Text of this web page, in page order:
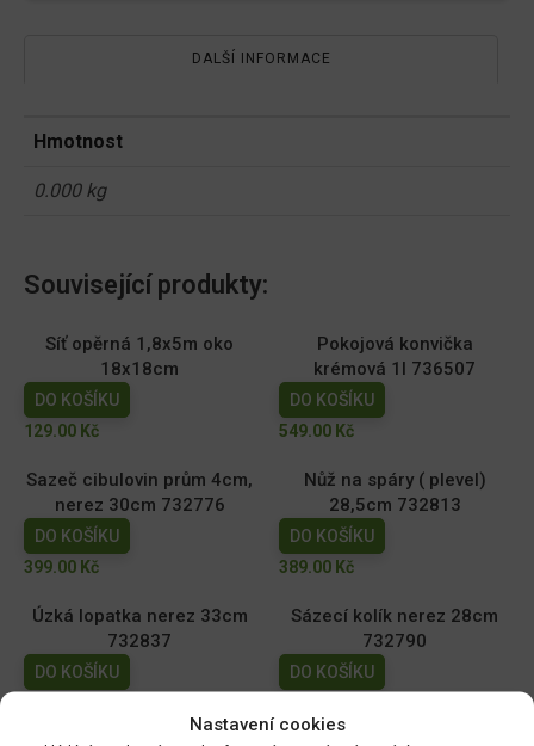
Nastavení cookies
DALŠÍ INFORMACE
Hmotnost
0.000 kg
Související produkty:
Síť opěrná 1,8x5m oko
18x18cm
DO KOŠÍKU
129.00 Kč
Pokojová konvička
krémová 1l 736507
DO KOŠÍKU
549.00 Kč
Sazeč cibulovin prům 4cm,
nerez 30cm 732776
DO KOŠÍKU
399.00 Kč
Nůž na spáry ( plevel)
28,5cm 732813
DO KOŠÍKU
389.00 Kč
Úzká lopatka nerez 33cm
732837
DO KOŠÍKU
Sázecí kolík nerez 28cm
732790
DO KOŠÍKU